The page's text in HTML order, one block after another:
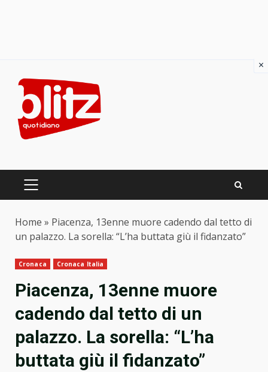
content
PRIMARY
Home » Piacenza, 13enne muore cadendo dal tetto di
un palazzo. La sorella: “L’ha buttata giù il fidanzato”
Cronaca Cronaca Italia
Piacenza, 13enne muore
cadendo dal tetto di un
palazzo. La sorella: “L’ha
buttata giù il fidanzato”
×